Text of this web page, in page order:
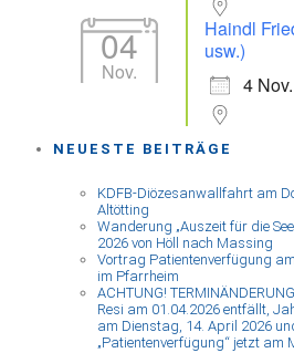
04
Nov.
Haindl
usw.)
4
NEUESTE BEITRÄGE
KDFB-Diözesanwallfahrt am
Altötting
Wanderung „Auszeit für die
2026 von Höll nach Massing
Vortrag Patientenverfügung
im Pfarrheim
ACHTUNG!
Resi am 01.04.2026 entfällt,
am Dienstag, 14. April 2026
„Patientenverfügung“ jetzt am